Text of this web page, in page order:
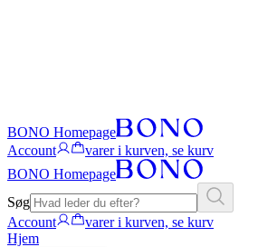
BONO Homepage
Account
varer i kurven, se kurv
BONO Homepage
Søg
Account
varer i kurven, se kurv
Hjem